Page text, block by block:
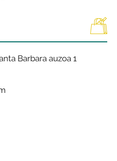
Barbara auzoa 1